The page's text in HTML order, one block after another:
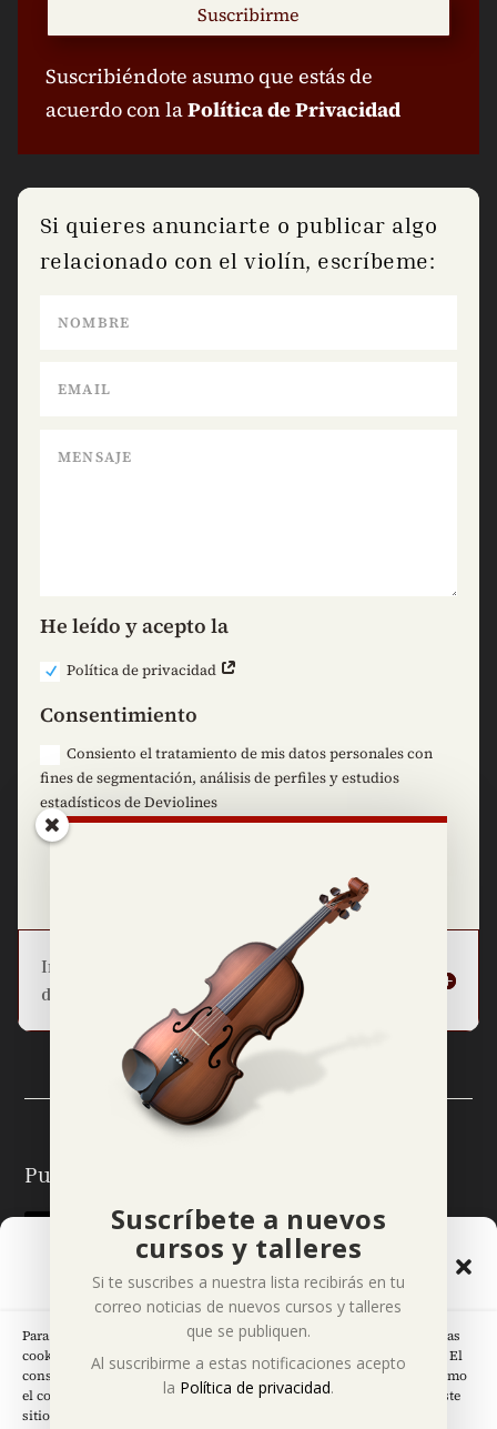
Gestionar el Consentimiento
de las Cookies
Para ofrecer las mejores experiencias, utilizamos tecnologías como las
cookies para almacenar y/o acceder a la información del dispositivo. El
consentimiento de estas tecnologías nos permitirá procesar datos como
el comportamiento de navegación o las identificaciones únicas en este
sitio. No consentir o retirar el consentimiento, puede afectar
Suscribirme
Suscribiéndote asumo que estás de
acuerdo con laPolítica de Privacidad
Si quieres anunciarte o publicar algo
relacionado con el violín, escríbeme:
He leído y acepto la
Política de privacidad
Consentimiento
Consiento el tratamiento de mis datos personales con
fines de segmentación, análisis de perfiles y estudios
estadísticos de Deviolines
Información básica sobre la protección
de datos
Puedes seguirme en:
Páginas Legales
Suscríbete a nuevos
cursos y talleres
Si te suscribes a nuestra lista recibirás en tu
correo noticias de nuevos cursos y talleres
que se publiquen.
Al suscribirme a estas notificaciones acepto
la Política de privacidad.